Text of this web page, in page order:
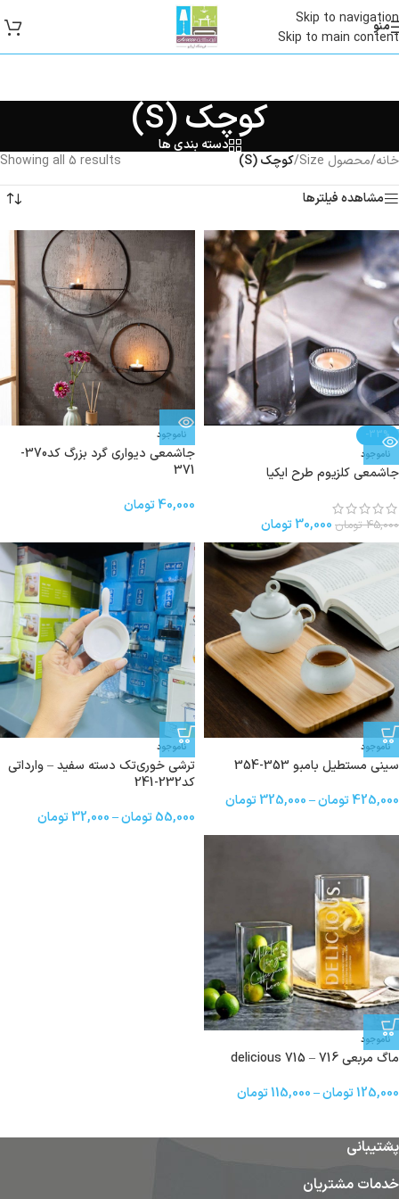
Skip to navigation
Skip to main content
منو
کوچک (S)
دسته بندی ها
خانه/محصول Size /کوچک (S)
Showing all 5 results
مشاهده فیلترها
-33%
ناموجود
جاشمعی کلزیوم طرح ایکیا
45,000 تومان 30,000تومان
ناموجود
جاشمعی دیواری گرد بزرگ کد370-
371
40,000تومان
ناموجود
سینی مستطیل بامبو 353-354
425,000تومان–
325,000تومان
ناموجود
ترشی خوری‌تک دسته سفید – وارداتی
کد232-241
55,000تومان–
32,000تومان
ناموجود
ماگ مربعی delicious 715 – 716
125,000تومان–
115,000تومان
پشتیبانی
خدمات مشتریان